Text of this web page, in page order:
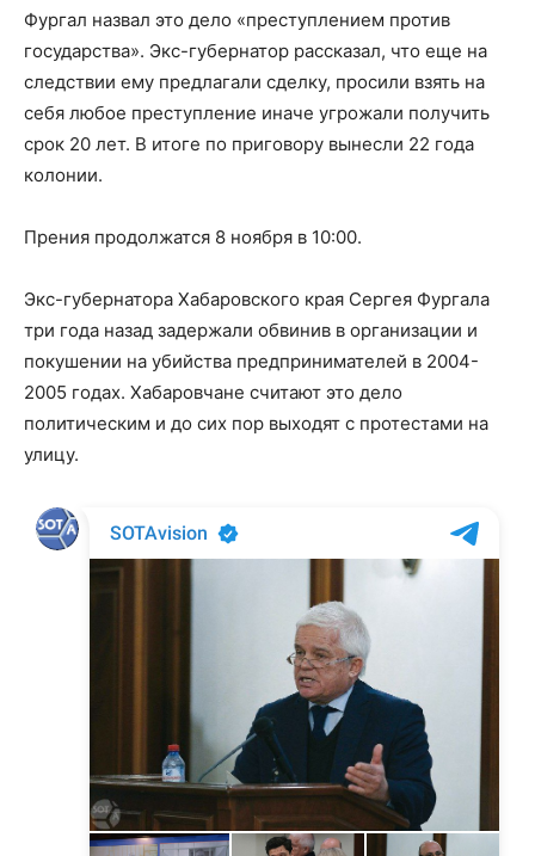
Фургал назвал это дело «преступлением против
государства». Экс-губернатор рассказал, что еще на
следствии ему предлагали сделку, просили взять на
себя любое преступление иначе угрожали получить
срок 20 лет. В итоге по приговору вынесли 22 года
колонии.
Прения продолжатся 8 ноября в 10:00.
Экс-губернатора Хабаровского края Сергея Фургала
три года назад задержали обвинив в организации и
покушении на убийства предпринимателей в 2004-
2005 годах. Хабаровчане считают это дело
политическим и до сих пор выходят с протестами на
улицу.